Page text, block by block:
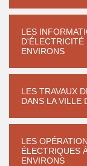
LES
D'ÉLECTRICITÉ
ENVIRONS
LES TRAVAUX
DANS LA VILLE
LES
ÉLECTRIQUES
ENVIRONS